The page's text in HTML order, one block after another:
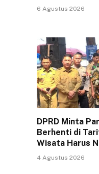
6 Agustus 2026
DPRD Minta
Berhenti di
Wisata Harus
4 Agustus 2026